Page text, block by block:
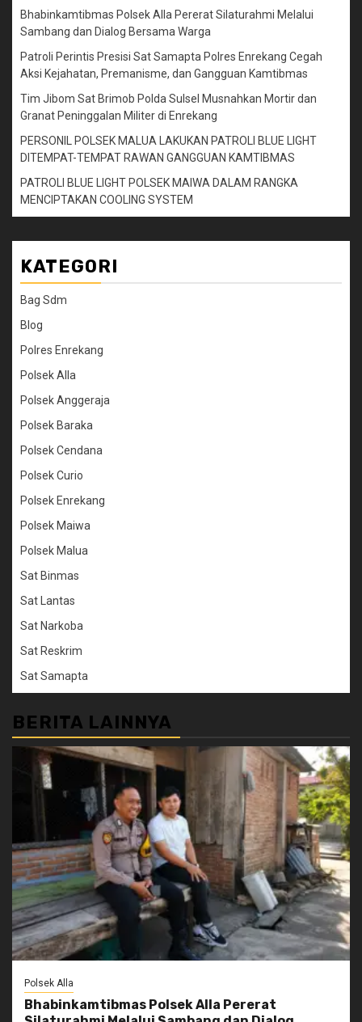
Bhabinkamtibmas Polsek Alla Pererat Silaturahmi Melalui
Sambang dan Dialog Bersama Warga
Patroli Perintis Presisi Sat Samapta Polres Enrekang Cegah
Aksi Kejahatan, Premanisme, dan Gangguan Kamtibmas
Tim Jibom Sat Brimob Polda Sulsel Musnahkan Mortir dan
Granat Peninggalan Militer di Enrekang
PERSONIL POLSEK MALUA LAKUKAN PATROLI BLUE LIGHT
DITEMPAT-TEMPAT RAWAN GANGGUAN KAMTIBMAS
PATROLI BLUE LIGHT POLSEK MAIWA DALAM RANGKA
MENCIPTAKAN COOLING SYSTEM
KATEGORI
Bag Sdm
Blog
Polres Enrekang
Polsek Alla
Polsek Anggeraja
Polsek Baraka
Polsek Cendana
Polsek Curio
Polsek Enrekang
Polsek Maiwa
Polsek Malua
Sat Binmas
Sat Lantas
Sat Narkoba
Sat Reskrim
Sat Samapta
BERITA LAINNYA
Polsek Alla
Bhabinkamtibmas Polsek Alla Pererat